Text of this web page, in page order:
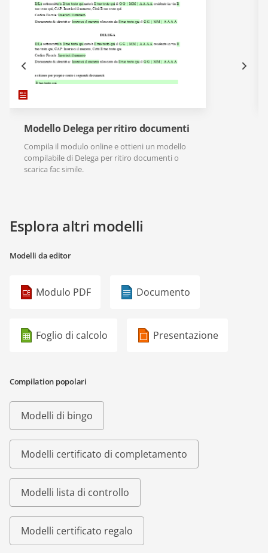
Modello Delega per ritiro documenti
Compila il modulo online e ottieni un modello
compilabile di Delega per ritiro documenti o
scarica fac simile.
Esplora altri modelli
Modelli da editor
Modulo PDF Documento
Foglio di calcolo Presentazione
Compilation popolari
Modelli di bingo
Modelli certificato di completamento
Modelli lista di controllo
Modelli certificato regalo